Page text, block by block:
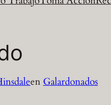
en Galardonados